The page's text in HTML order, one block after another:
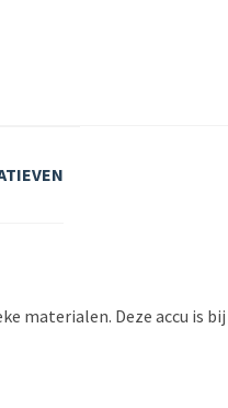
materialen. Deze accu is